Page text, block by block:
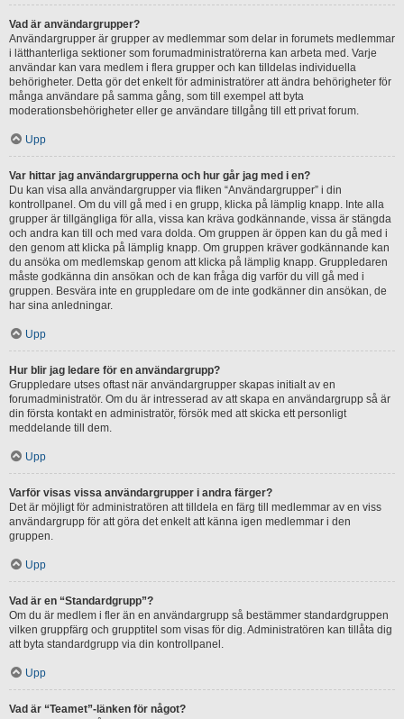
Vad är användargrupper?
Användargrupper är grupper av medlemmar som delar in forumets medlemmar
i lätthanterliga sektioner som forumadministratörerna kan arbeta med. Varje
användar kan vara medlem i flera grupper och kan tilldelas individuella
behörigheter. Detta gör det enkelt för administratörer att ändra behörigheter för
många användare på samma gång, som till exempel att byta
moderationsbehörigheter eller ge användare tillgång till ett privat forum.
Upp
Var hittar jag användargrupperna och hur går jag med i en?
Du kan visa alla användargrupper via fliken “Användargrupper” i din
kontrollpanel. Om du vill gå med i en grupp, klicka på lämplig knapp. Inte alla
grupper är tillgängliga för alla, vissa kan kräva godkännande, vissa är stängda
och andra kan till och med vara dolda. Om gruppen är öppen kan du gå med i
den genom att klicka på lämplig knapp. Om gruppen kräver godkännande kan
du ansöka om medlemskap genom att klicka på lämplig knapp. Gruppledaren
måste godkänna din ansökan och de kan fråga dig varför du vill gå med i
gruppen. Besvära inte en gruppledare om de inte godkänner din ansökan, de
har sina anledningar.
Upp
Hur blir jag ledare för en användargrupp?
Gruppledare utses oftast när användargrupper skapas initialt av en
forumadministratör. Om du är intresserad av att skapa en användargrupp så är
din första kontakt en administratör, försök med att skicka ett personligt
meddelande till dem.
Upp
Varför visas vissa användargrupper i andra färger?
Det är möjligt för administratören att tilldela en färg till medlemmar av en viss
användargrupp för att göra det enkelt att känna igen medlemmar i den
gruppen.
Upp
Vad är en “Standardgrupp”?
Om du är medlem i fler än en användargrupp så bestämmer standardgruppen
vilken gruppfärg och grupptitel som visas för dig. Administratören kan tillåta dig
att byta standardgrupp via din kontrollpanel.
Upp
Vad är “Teamet”-länken för något?